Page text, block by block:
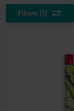
Filtern (1)